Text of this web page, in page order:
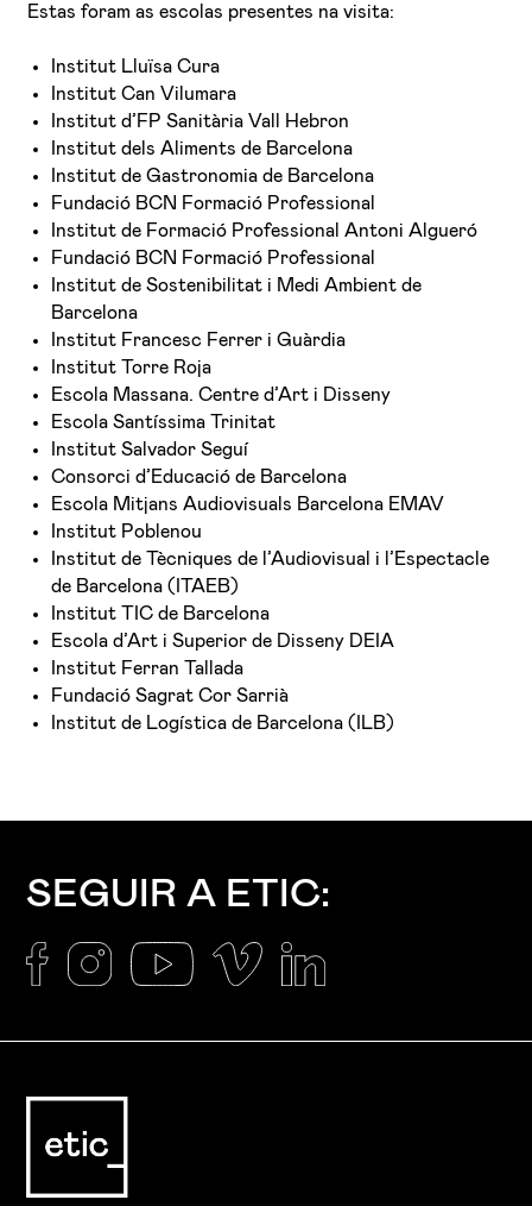
Estas foram as escolas presentes na visita:
Institut Lluïsa Cura
Institut Can Vilumara
Institut d’FP Sanitària Vall Hebron
Institut dels Aliments de Barcelona
Institut de Gastronomia de Barcelona
Fundació BCN Formació Professional
Institut de Formació Professional Antoni Algueró
Fundació BCN Formació Professional
Institut de Sostenibilitat i Medi Ambient de
Barcelona
Institut Francesc Ferrer i Guàrdia
Institut Torre Roja
Escola Massana. Centre d’Art i Disseny
Escola Santíssima Trinitat
Institut Salvador Seguí
Consorci d’Educació de Barcelona
Escola Mitjans Audiovisuals Barcelona EMAV
Institut Poblenou
Institut de Tècniques de l’Audiovisual i l’Espectacle
de Barcelona (ITAEB)
Institut TIC de Barcelona
Escola d’Art i Superior de Disseny DEIA
Institut Ferran Tallada
Fundació Sagrat Cor Sarrià
Institut de Logística de Barcelona (ILB)
SEGUIR A ETIC: